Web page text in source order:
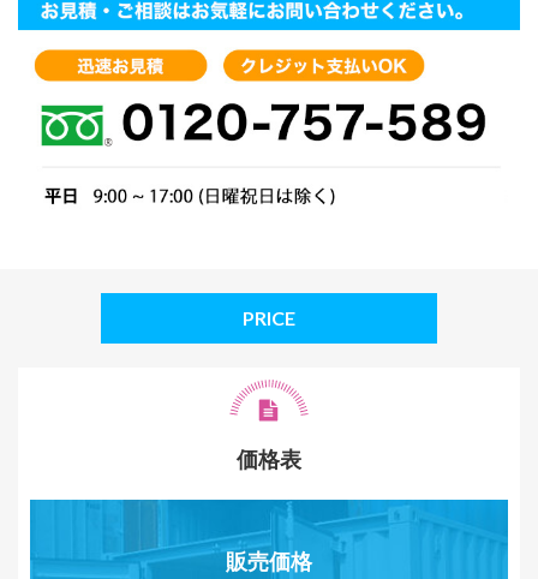
PRICE
価格表
販売価格